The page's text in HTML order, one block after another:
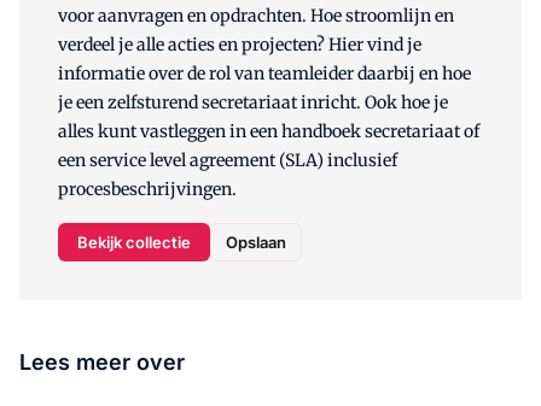
voor aanvragen en opdrachten. Hoe stroomlijn en
verdeel je alle acties en projecten? Hier vind je
informatie over de rol van teamleider daarbij en hoe
je een zelfsturend secretariaat inricht. Ook hoe je
alles kunt vastleggen in een handboek secretariaat of
een service level agreement (SLA) inclusief
procesbeschrijvingen.
Bekijk collectie Opslaan
Lees meer over